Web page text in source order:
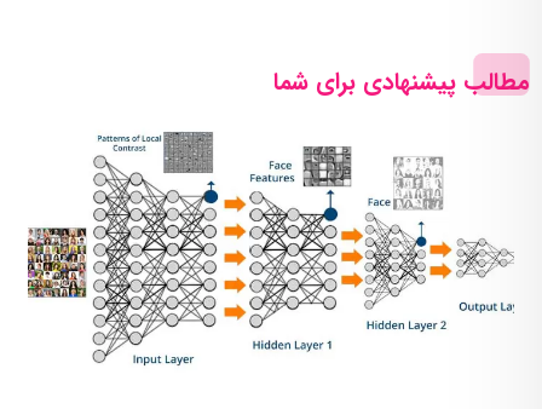
مطالب پیشنهادی برای شما